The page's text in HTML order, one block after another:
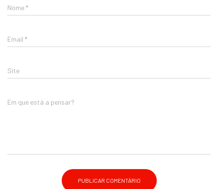
Nome*
Email *
Site
Em que está a pensar?